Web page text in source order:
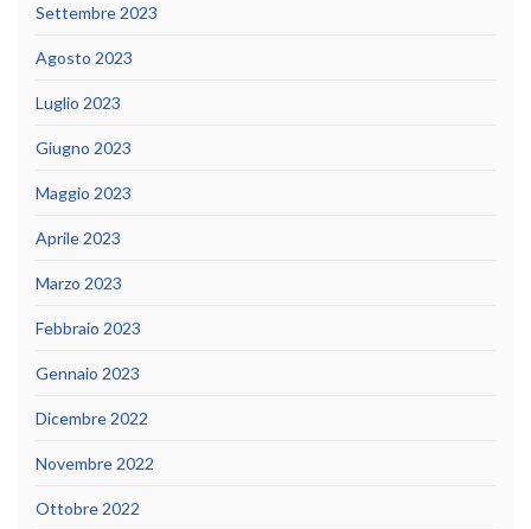
Settembre 2023
Agosto 2023
Luglio 2023
Giugno 2023
Maggio 2023
Aprile 2023
Marzo 2023
Febbraio 2023
Gennaio 2023
Dicembre 2022
Novembre 2022
Ottobre 2022